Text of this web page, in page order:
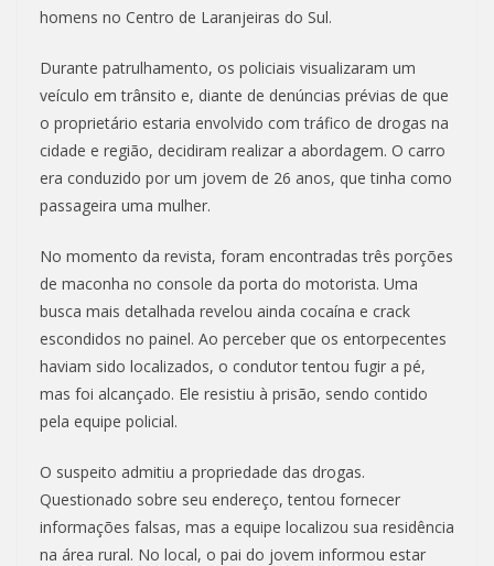
homens no Centro de Laranjeiras do Sul.
Durante patrulhamento, os policiais visualizaram um
veículo em trânsito e, diante de denúncias prévias de que
o proprietário estaria envolvido com tráfico de drogas na
cidade e região, decidiram realizar a abordagem. O carro
era conduzido por um jovem de 26 anos, que tinha como
passageira uma mulher.
No momento da revista, foram encontradas três porções
de maconha no console da porta do motorista. Uma
busca mais detalhada revelou ainda cocaína e crack
escondidos no painel. Ao perceber que os entorpecentes
haviam sido localizados, o condutor tentou fugir a pé,
mas foi alcançado. Ele resistiu à prisão, sendo contido
pela equipe policial.
O suspeito admitiu a propriedade das drogas.
Questionado sobre seu endereço, tentou fornecer
informações falsas, mas a equipe localizou sua residência
na área rural. No local, o pai do jovem informou estar